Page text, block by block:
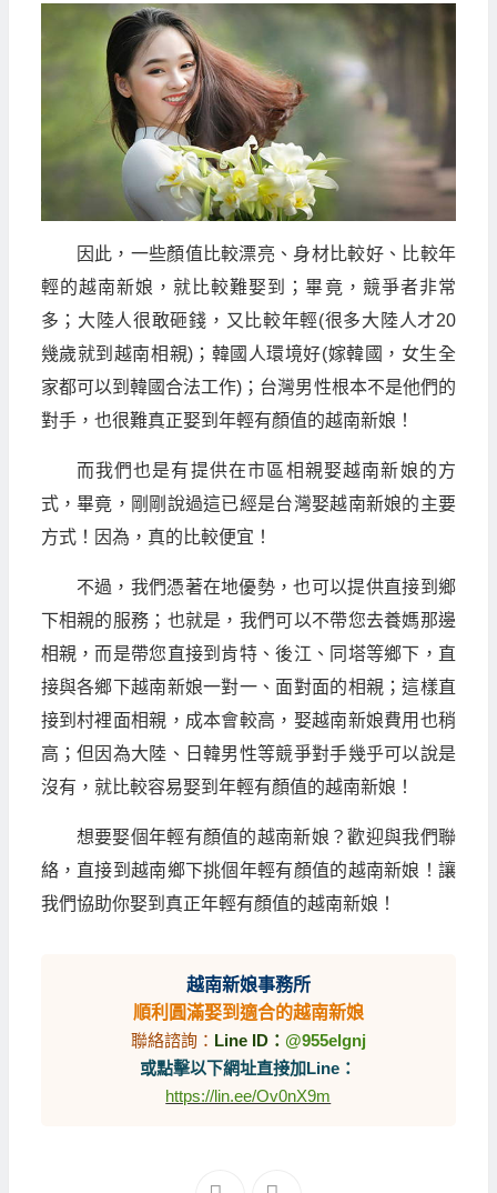
因此，一些顏值比較漂亮、身材比較好、比較年
輕的越南新娘，就比較難娶到；畢竟，競爭者非常
多；大陸人很敢砸錢，又比較年輕(很多大陸人才20
幾歲就到越南相親)；韓國人環境好(嫁韓國，女生全
家都可以到韓國合法工作)；台灣男性根本不是他們的
對手，也很難真正娶到年輕有顏值的越南新娘！
而我們也是有提供在市區相親娶越南新娘的方
式，畢竟，剛剛說過這已經是台灣娶越南新娘的主要
方式！因為，真的比較便宜！
不過，我們憑著在地優勢，也可以提供直接到鄉
下相親的服務；也就是，我們可以不帶您去養媽那邊
相親，而是帶您直接到肯特、後江、同塔等鄉下，直
接與各鄉下越南新娘一對一、面對面的相親；這樣直
接到村裡面相親，成本會較高，娶越南新娘費用也稍
高；但因為大陸、日韓男性等競爭對手幾乎可以說是
沒有，就比較容易娶到年輕有顏值的越南新娘！
想要娶個年輕有顏值的越南新娘？歡迎與我們聯
絡，直接到越南鄉下挑個年輕有顏值的越南新娘！讓
我們協助你娶到真正年輕有顏值的越南新娘！
越南新娘事務所
順利圓滿娶到適合的越南新娘
聯絡諮詢： Line ID： @955elgnj
或點擊以下網址直接加Line：
https://lin.ee/Ov0nX9m